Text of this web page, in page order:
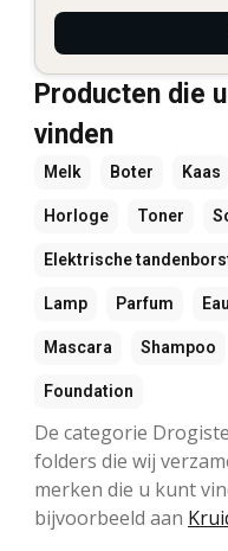
Producten die
vinden
Melk Boter Kaas
Horloge Toner
Elektrische
Lamp Parfum
Mascara Shampoo
Foundation
De categorie
folders die wij
merken die u kunt
bijvoorbeeld aan